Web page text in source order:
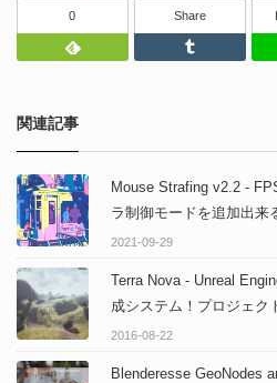
0
Feedly
Share
関連記事
Mouse Strafing v2.2 -
ラ制御モードを追加出来
2021-09-29
Terra Nova - Unreal
成システム！プロジェク
2016-08-22
Blenderesse GeoNodes